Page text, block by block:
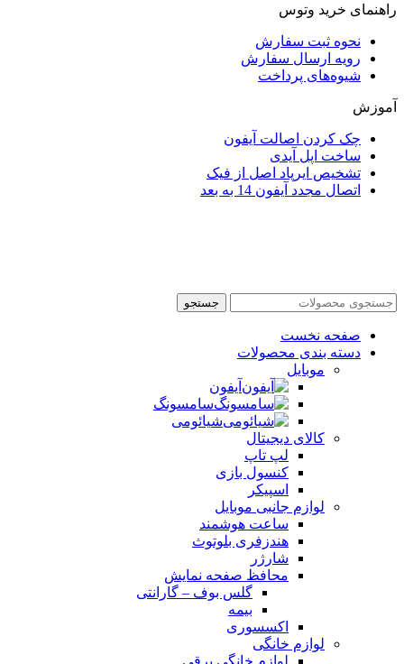
راهنمای خرید وتوس
نحوه ثبت سفارش
رویه ارسال سفارش
شیوه‌های پرداخت
آموزش
چک کردن اصالت آیفون
ساخت اپل آیدی
تشخیص ایرپاد اصل از فیک
اتصال مجدد آیفون 14 به بعد
جستجو
صفحه نخست
دسته بندی محصولات
موبایل
آیفون
سامسونگ
شیائومی
کالای دیجیتال
لپ تاپ
کنسول بازی
اسپیکر
لوازم جانبی موبایل
ساعت هوشمند
هندزفری بلوتوث
شارژر
محافظ صفحه نمایش
گلس بوف – گارانتی
بیمه
اکسسوری
لوازم خانگی
لوازم خانگی برقی